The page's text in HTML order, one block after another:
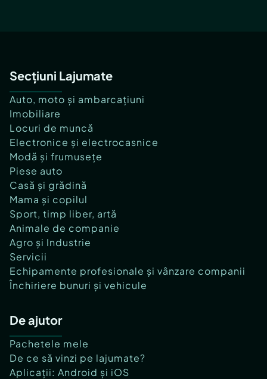
Secțiuni Lajumate
Auto, moto și ambarcațiuni
Imobiliare
Locuri de muncă
Electronice și electrocasnice
Modă și frumusețe
Piese auto
Casă și grădină
Mama și copilul
Sport, timp liber, artă
Animale de companie
Agro și Industrie
Servicii
Echipamente profesionale și vânzare companii
Închiriere bunuri și vehicule
De ajutor
Pachetele mele
De ce să vinzi pe lajumate?
Aplicații: Android și iOS